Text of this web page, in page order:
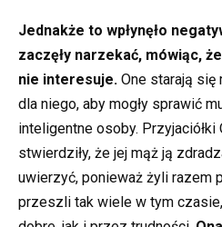
Jednakże to wpłynęło
zaczęły narzekać, mówiąc,
nie interesuje. One starają
dla niego, aby mogły sprawić
inteligentne osoby. Przyjaciółki
stwierdziły, że jej mąż ją
uwierzyć, ponieważ żyli razem
przeszli tak wiele w tym